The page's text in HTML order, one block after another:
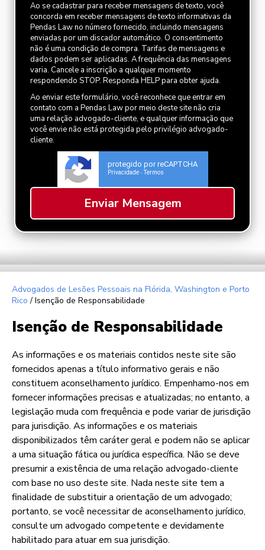
Ao se cadastrar para receber mensagens de texto, você
concorda em receber mensagens de texto informativas da
Pendas Law no número fornecido, incluindo mensagens
enviadas por um discador automático. O consentimento
não é uma condição de compra. Tarifas de mensagens e
dados podem ser aplicadas. A frequência das mensagens
varia. Cancele a inscrição a qualquer momento
respondendo STOP. Responda HELP para obter ajuda.
Ao enviar este formulário, você reconhece que entrar em
contato com a Pendas Law por meio deste site não cria
uma relação advogado-cliente, e qualquer informação que
você envie não está protegida pelo privilégio advogado-
cliente.
protegido por reCAPTCHA
Privacidade - Termos
Advogados de Lesões Pessoais na Flórida, Washington e Porto
Rico / Isenção de Responsabilidade
Isenção de Responsabilidade
As informações e os materiais contidos neste site são
fornecidos apenas a título informativo gerais e não
constituem aconselhamento jurídico. Empenhamo-nos em
fornecer informações precisas e atualizadas; no entanto, a
legislação muda com frequência e pode variar de jurisdição
para jurisdição. As informações e os materiais
disponibilizados têm caráter geral e podem não se aplicar
a uma situação fática ou jurídica específica. Não se deve
presumir a existência de uma relação advogado-cliente
com base no uso deste site. Nada neste site tem a
finalidade de substituir a orientação de um advogado;
portanto, se você necessitar de aconselhamento jurídico,
consulte um advogado competente e devidamente
habilitado para atuar em sua jurisdição.